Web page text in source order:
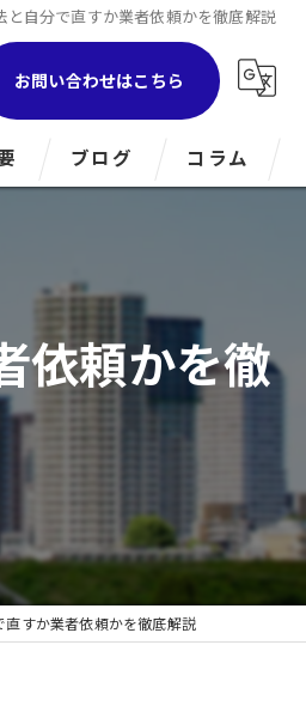
自分で直すか業者依頼かを徹底解説
お問い合わせはこちら
ブログ コラム
依頼かを徹
直すか業者依頼かを徹底解説